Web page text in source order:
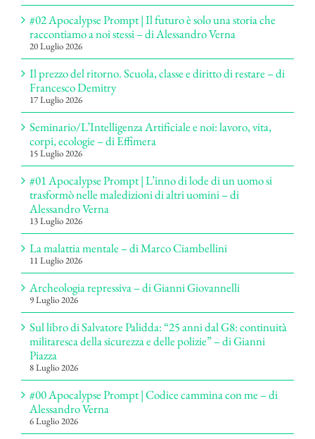
#02 Apocalypse Prompt | Il futuro è solo una storia che
raccontiamo a noi stessi – di Alessandro Verna
20 Luglio 2026
Il prezzo del ritorno. Scuola, classe e diritto di restare – di
Francesco Demitry
17 Luglio 2026
Seminario/L’Intelligenza Artificiale e noi: lavoro, vita,
corpi, ecologie – di Effimera
15 Luglio 2026
#01 Apocalypse Prompt | L’inno di lode di un uomo si
trasformò nelle maledizioni di altri uomini – di
Alessandro Verna
13 Luglio 2026
La malattia mentale – di Marco Ciambellini
11 Luglio 2026
Archeologia repressiva – di Gianni Giovannelli
9 Luglio 2026
Sul libro di Salvatore Palidda: “25 anni dal G8: continuità
militaresca della sicurezza e delle polizie” – di Gianni
Piazza
8 Luglio 2026
#00 Apocalypse Prompt | Codice cammina con me – di
Alessandro Verna
6 Luglio 2026